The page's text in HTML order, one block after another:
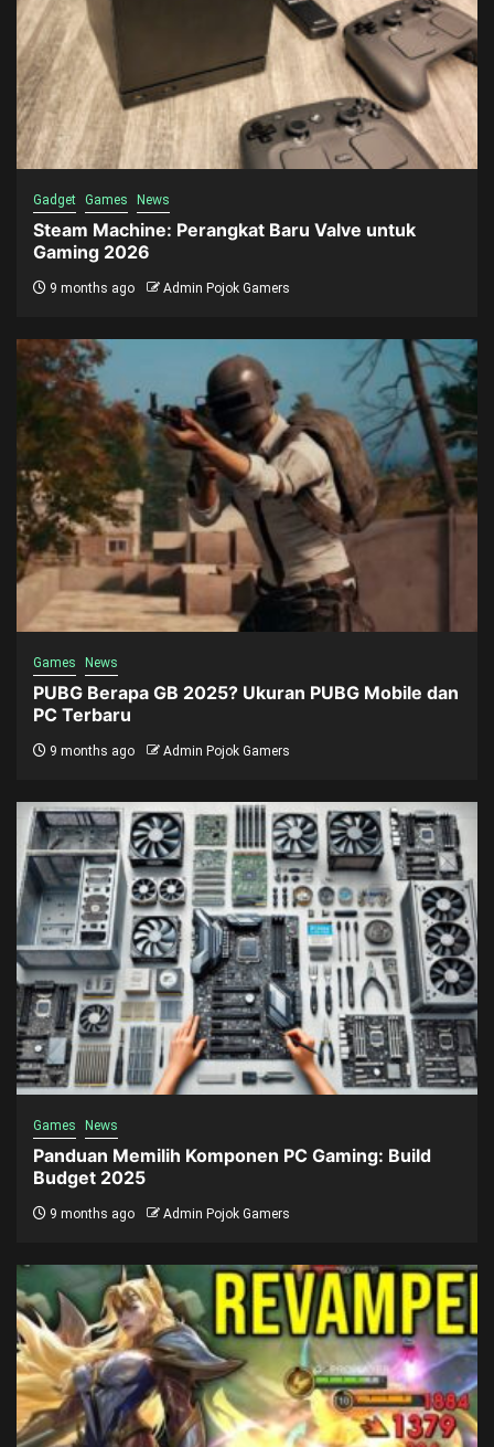
Gadget Games News
Steam Machine: Perangkat Baru Valve untuk
Gaming 2026
9 months ago Admin Pojok Gamers
Games News
PUBG Berapa GB 2025? Ukuran PUBG Mobile dan
PC Terbaru
9 months ago Admin Pojok Gamers
Games News
Panduan Memilih Komponen PC Gaming: Build
Budget 2025
9 months ago Admin Pojok Gamers